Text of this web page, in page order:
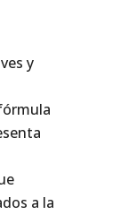
y
a la